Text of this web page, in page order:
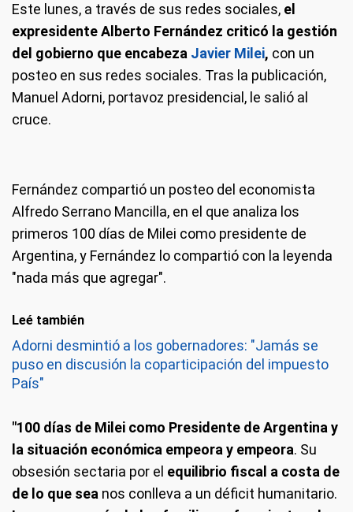
Este lunes, a través de sus redes sociales, el
expresidente Alberto Fernández criticó la gestión
del gobierno que encabeza Javier Milei, con un
posteo en sus redes sociales. Tras la publicación,
Manuel Adorni, portavoz presidencial, le salió al
cruce.
Fernández compartió un posteo del economista
Alfredo Serrano Mancilla, en el que analiza los
primeros 100 días de Milei como presidente de
Argentina, y Fernández lo compartió con la leyenda
"nada más que agregar".
Leé también
Adorni desmintió a los gobernadores: "Jamás se
puso en discusión la coparticipación del impuesto
País"
"100 días de Milei como Presidente de Argentina y
la situación económica empeora y empeora. Su
obsesión sectaria por el equilibrio fiscal a costa de
de lo que sea nos conlleva a un déficit humanitario.